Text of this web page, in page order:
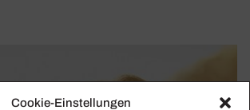
Cookie-Einstellungen